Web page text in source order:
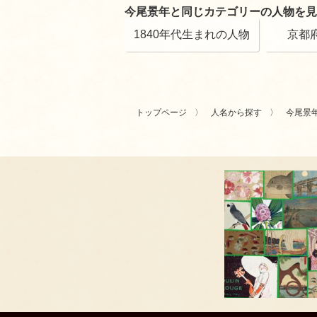
今尾景年と同じカテゴリーの人物を
1840年代生まれの人物
京都
トップページ 人名から探す 今尾景